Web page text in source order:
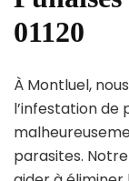
01120
À Montluel,
l’infestation de
parasites.